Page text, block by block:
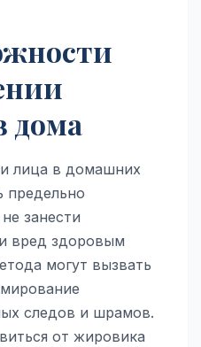
дома
лица в домашних
предельно
занести
вред здоровым
могут вызвать
следов и шрамов.
от жировика